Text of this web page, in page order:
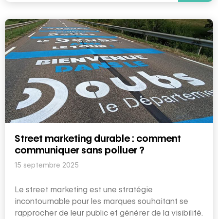
Street marketing durable : comment
communiquer sans polluer ?
15 septembre 2025
Le street marketing est une stratégie
incontournable pour les marques souhaitant se
rapprocher de leur public et générer de la visibilité.